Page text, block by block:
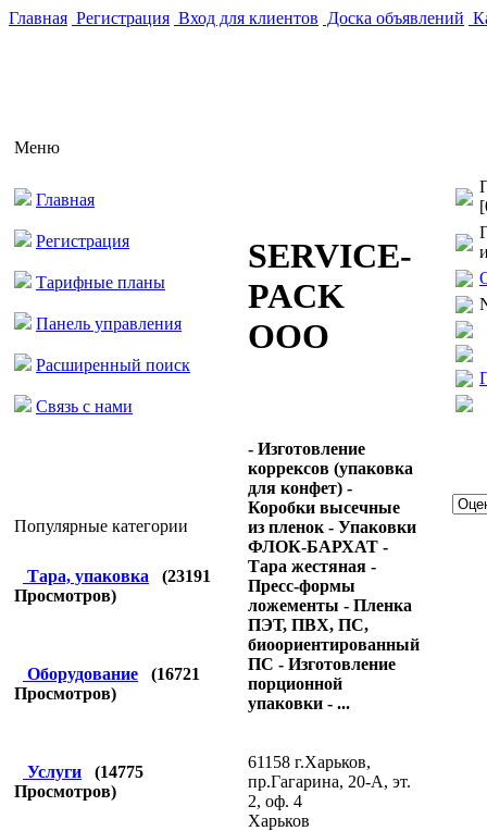
Главная Регистрация Вход для клиентов Доска объявлений
Меню
Главная
Регистрация
Тарифные планы
Панель управления
Расширенный поиск
Связь с нами
Популярные категории
Тара, упаковка (23191
Просмотров)
Оборудование (16721
Просмотров)
Услуги (14775
Просмотров)
SERVICE-
PACK
ООО
- Изготовление
коррексов (упаковка
для конфет) -
Коробки высечные
из пленок - Упаковки
ФЛОК-БАРХАТ -
Тара жестяная -
Пресс-формы
ложементы - Пленка
ПЭТ, ПВХ, ПС,
биоориентированный
ПС - Изготовление
порционной
упаковки - ...
61158 г.Харьков,
пр.Гагарина, 20-А, эт.
2, оф. 4
Харьков